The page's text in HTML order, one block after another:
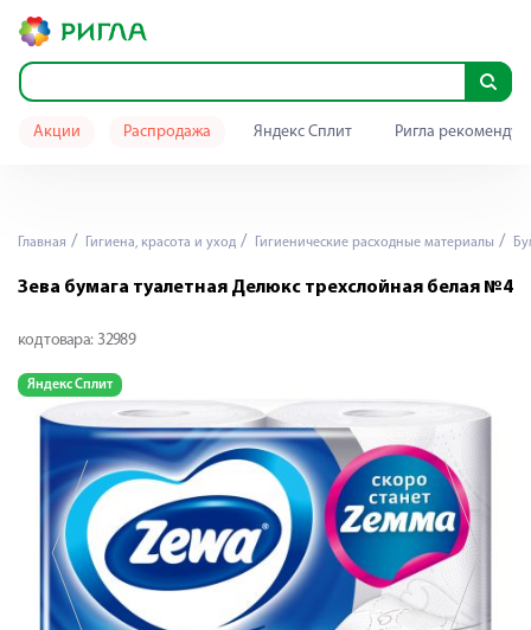
Акции Распродажа Яндекс Сплит Ригла
Главная Гигиена, красота и уход Гигиенические расходные материалы
Зева бумага туалетная Делюкс трехслойная белая №4
код товара: 32989
Яндекс Сплит